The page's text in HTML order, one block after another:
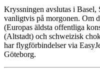
Kryssningen avslutas i
vanligtvis på morgonen. Om
(Europas äldsta offentliga
(Altstadt) och schweizisk
har flygförbindelser via
Göteborg.